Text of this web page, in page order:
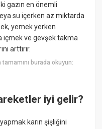
gazın en önemli
su içerken az miktarda
yemek yerken
içmek ve gevşek takma
arttırır.
tamamını burada okuyun:
iyi gelir?
karın şişliğini